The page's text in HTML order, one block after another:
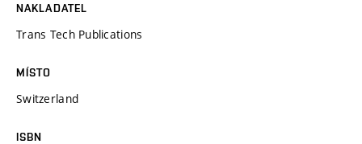
NAKLADATEL
Trans Tech Publications
MÍSTO
Switzerland
ISBN